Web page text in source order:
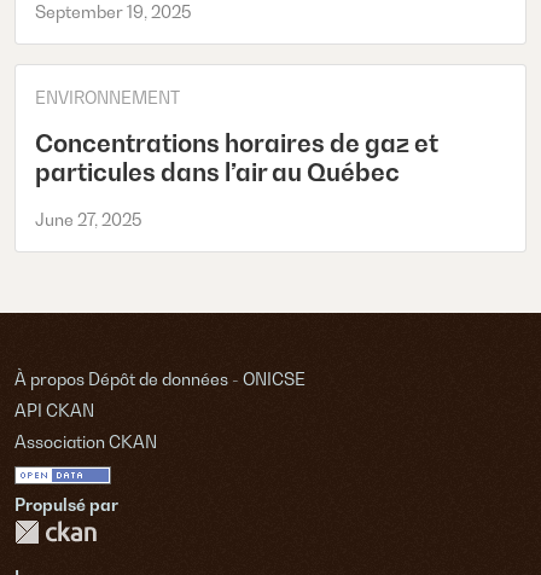
September 19, 2025
ENVIRONNEMENT
Concentrations horaires de gaz et
particules dans l’air au Québec
June 27, 2025
À propos Dépôt de données - ONICSE
API CKAN
Association CKAN
Propulsé par